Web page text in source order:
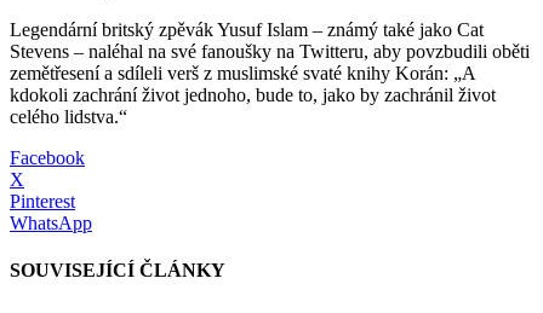
Legendární britský zpěvák Yusuf Islam – známý také jako Cat
Stevens – naléhal na své fanoušky na Twitteru, aby povzbudili oběti
zemětřesení a sdíleli verš z muslimské svaté knihy Korán: „A
kdokoli zachrání život jednoho, bude to, jako by zachránil život
celého lidstva.“
Facebook
X
Pinterest
WhatsApp
SOUVISEJÍCÍ ČLÁNKY